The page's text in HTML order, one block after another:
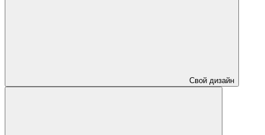
Свой дизайн